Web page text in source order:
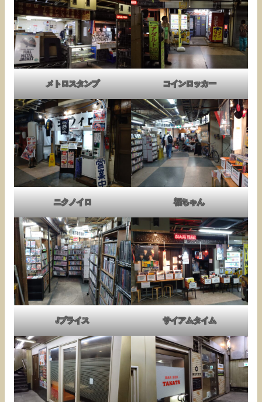
メトロスタンプ コインロッカー
ニクノイロ 福ちゃん
Jプライス サイアムタイム